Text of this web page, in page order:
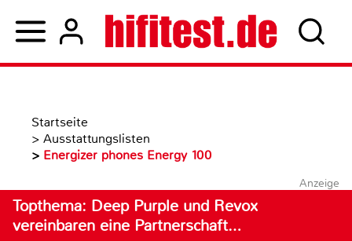
Startseite
> Ausstattungslisten
> Energizer phones Energy 100
Anzeige
Topthema: Deep Purple und Revox
vereinbaren eine Partnerschaft…